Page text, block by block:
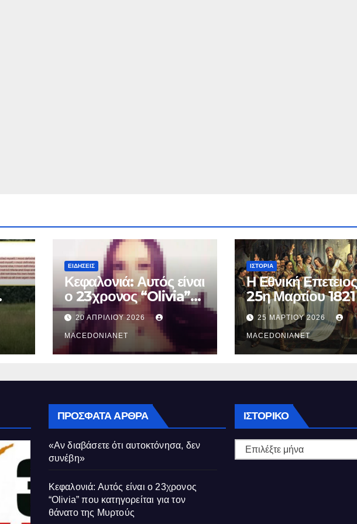
ΕΙΔΉΣΕΙΣ
Κεφαλονιά: Αυτός είναι
ο 23χρονος “Olivia”
που κατηγορείται για
τον θάνατο της
Μυρτούς
20 ΑΠΡΙΛΊΟΥ 2026
MACEDONIANET
ΙΣΤΟΡΊΑ
Η Εθνική
25η Μαρτίου 1821
25 ΜΑΡΤΊΟΥ 2026
MACEDONIANET
ΠΡΌΣΦΑΤΑ ΆΡΘΡΑ
«Αν διαβάσετε ότι αυτοκτόνησα, δεν
συνέβη»
Κεφαλονιά: Αυτός είναι ο 23χρονος
“Olivia” που κατηγορείται για τον
θάνατο της Μυρτούς
ΙΣΤΟΡΙΚΌ Ιστορικό